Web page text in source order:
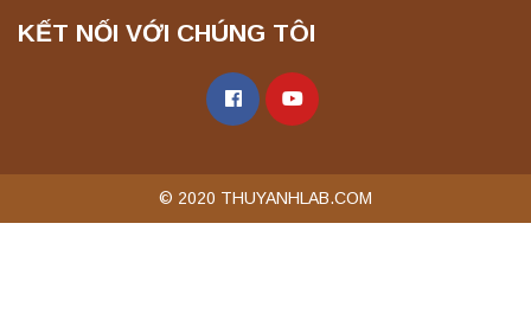
KẾT NỐI VỚI CHÚNG TÔI
© 2020 THUYANHLAB.COM